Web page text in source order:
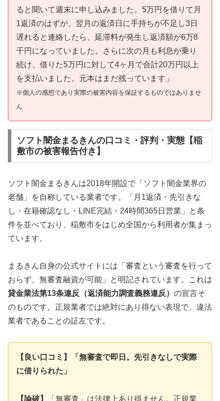
ると聞いて週末に申し込みました。5万円を借りて月
1返済のはずが、翌月の返済日に手持ちが不足し3日
遅れると連絡したら、延滞料が発生し返済額が6万8
千円になっていました。さらに次の月も利息が乗り
続け、借りた5万円に対して4ヶ月で合計20万円以上
を支払いました。元本はまだ残っています」
※個人の感想であり実際の被害内容を保証するものではありませ
ん
ソフト闇金まるきんの口コミ・評判・実態【稲
敷市の被害報告付き】
ソフト闇金まるきんは2018年開設で「ソフト闇金業界の
老舗」を自称している業者です。「月1返済・先引きな
し・在籍確認なし・LINE完結・24時間365日営業」と条
件を並べており、稲敷市をはじめ全国から利用者が集まっ
ています。
まるきん自身の公式サイトには「審査という審査を行って
おらず、無審査融資が可能」と明記されています。これは
貸金業法第13条違反（返済能力調査義務違反） の宣言そ
のものです。正規業者では絶対にあり得ない表現で、違法
業者であることの証左です。
【良い口コミ】「無審査で即日。先引きなしで実際
に借りられた」
【論破】
「無審査」は法律上あり得ません。正規業